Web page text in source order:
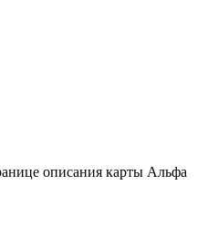
описания карты Альфа